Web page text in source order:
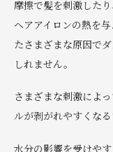
摩擦で髪を刺激した
ヘアアイロンの熱を
たさまざまな原因で
しれません。
さまざまな刺激によ
ルが剥がれやすくな
水分の影響を受けや